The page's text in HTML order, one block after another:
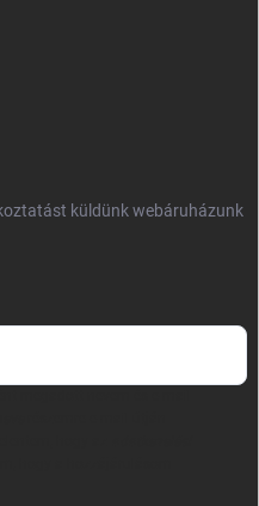
küldünk webáruházunk